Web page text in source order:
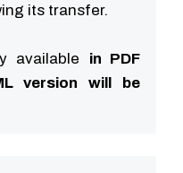
its transfer.
available in PDF
version will be